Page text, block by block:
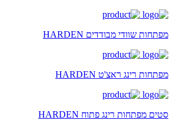
מפתחות שוודי מבודדים HARDEN
מפתחות רינג ראצ'ט HARDEN
סטים מפתחות רינג פתוח HARDEN